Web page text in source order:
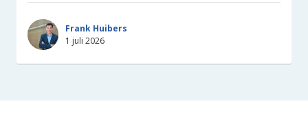
Frank Huibers
1 juli 2026